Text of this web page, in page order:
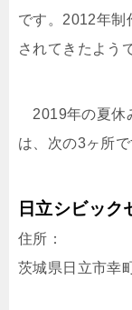
です。2012年制
されてきたよう
2019年の夏休
は、次の3ヶ所で
日立シビック
住所：
茨城県日立市幸